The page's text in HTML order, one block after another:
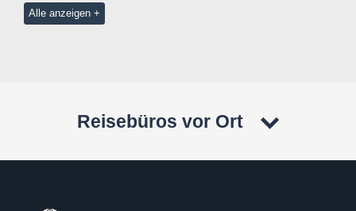
Alle anzeigen
Reisebüros vor Ort